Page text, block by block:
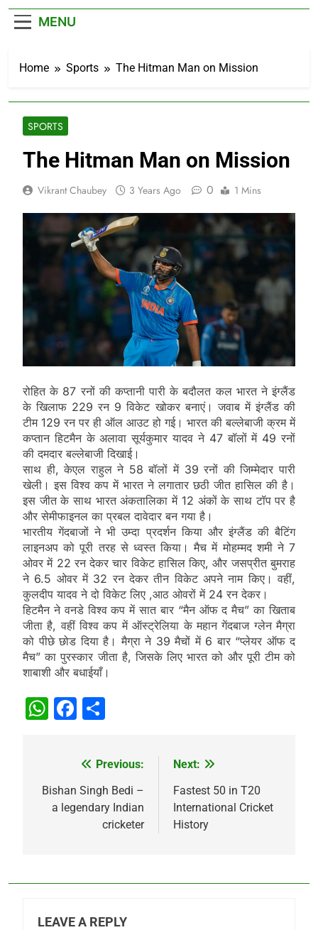
– Cricket News
MENU
Home Sports The Hitman Man on Mission
SPORTS
The Hitman Man on Mission
Vikrant Chaubey 3 Years Ago 0 1 Mins
रोहित के 87 रनों की कप्तानी पारी के बदौलत कल भारत ने इंग्लैंड
के खिलाफ 229 रन 9 विकेट खोकर बनाएं। जवाब में इंग्लैंड की
टीम 129 रन पर ही ऑल आउट हो गई। भारत की बल्लेबाजी क्रम में
कप्तान हिटमैन के अलावा सूर्यकुमार यादव ने 47 बॉलों में 49 रनों
की दमदार बल्लेबाजी दिखाई।
साथ ही, केएल राहुल ने 58 बॉलों में 39 रनों की जिम्मेदार पारी
खेली। इस विश्व कप में भारत ने लगातार छठी जीत हासिल की है।
इस जीत के साथ भारत अंकतालिका में 12 अंकों के साथ टॉप पर है
और सेमीफाइनल का प्रबल दावेदार बन गया है।
भारतीय गेंदबाजों ने भी उम्दा प्रदर्शन किया और इंग्लैंड की बैटिंग
लाइनअप को पूरी तरह से ध्वस्त किया। मैच में मोहम्मद शमी ने 7
ओवर में 22 रन देकर चार विकेट हासिल किए, और जसप्रीत बुमराह
ने 6.5 ओवर में 32 रन देकर तीन विकेट अपने नाम किए। वहीं,
कुलदीप यादव ने दो विकेट लिए ,आठ ओवरों में 24 रन देकर।
हिटमैन ने वनडे विश्व कप में सात बार “मैन ऑफ द मैच” का खिताब
जीता है, वहीं विश्व कप में ऑस्ट्रेलिया के महान गेंदबाज ग्लेन मैग्रा
को पीछे छोड दिया है। मैग्रा ने 39 मैचों में 6 बार “प्लेयर ऑफ द
मैच” का पुरस्कार जीता है, जिसके लिए भारत को और पूरी टीम को
शाबाशी और बधाईयाँ।
WhatsApp
Facebook
navigation
Previous:
Bishan Singh Bedi –
a legendary Indian
cricketer
Next:
Fastest 50 in T20
International Cricket
History
LEAVE A REPLY